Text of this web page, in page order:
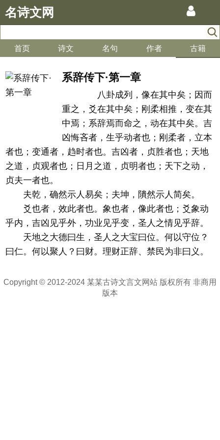
名诗文网
首页 诗文 名句 作者 古籍
系辞传下·第一章
八卦成列，像在其中矣；因而
重之，爻在其中矣；刚柔相推，变在其
中焉；系辞焉而命之，动在其中矣。吉
凶悔吝者，生乎动者也；刚柔者，立本
者也；变通者，趋时者也。吉凶者，贞胜者也；天地
之道，贞观者也；日月之道，贞明者也；天下之动，
贞夫一者也。
夫乾，确然示人易矣；夫坤，隤然示人简矣。
爻也者，效此者也。象也者，像此者也；爻象动
乎内，吉凶见乎外，功业见乎变，圣人之情见乎辞。
天地之大德曰生，圣人之大宝曰位。何以守位？
曰仁。何以聚人？曰财。理财正辞、禁民为非曰义。
Copyright © 2012-2024 某某古诗文言文网站 版权所有 非商用
版本